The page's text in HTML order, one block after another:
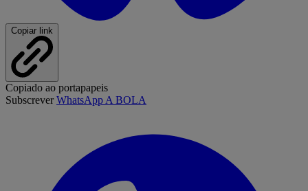
Copiar link
Copiado ao portapapeis
SubscreverWhatsApp A BOLA